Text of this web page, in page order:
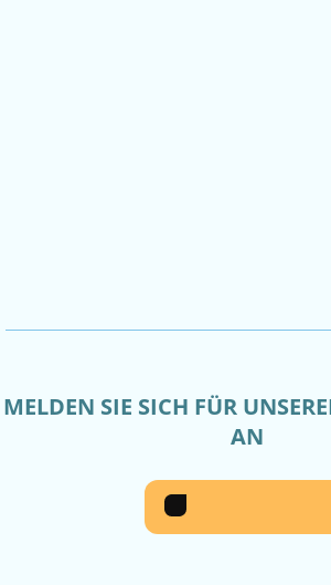
MELDEN SIE SICH FÜR
AN